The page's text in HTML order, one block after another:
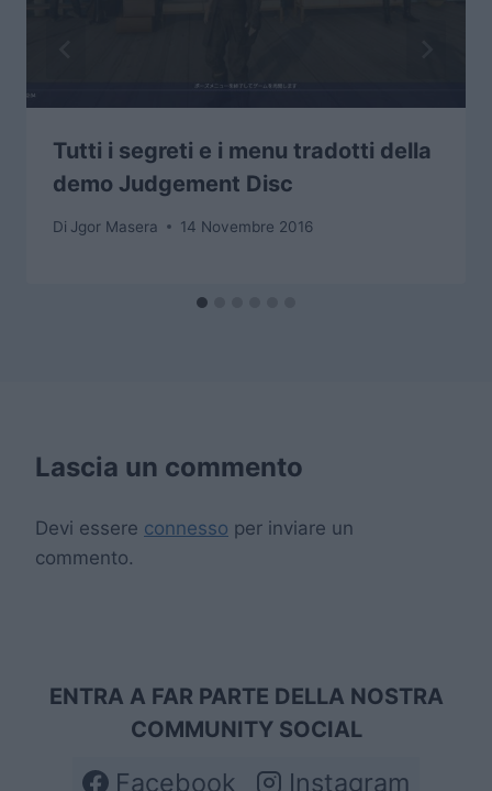
Tutti i segreti e i menu tradotti della
demo Judgement Disc
Di Jgor Masera 14 Novembre 2016
Lascia un commento
Devi essere connesso per inviare un
commento.
ENTRA A FAR PARTE DELLA NOSTRA
COMMUNITY SOCIAL
Facebook Instagram